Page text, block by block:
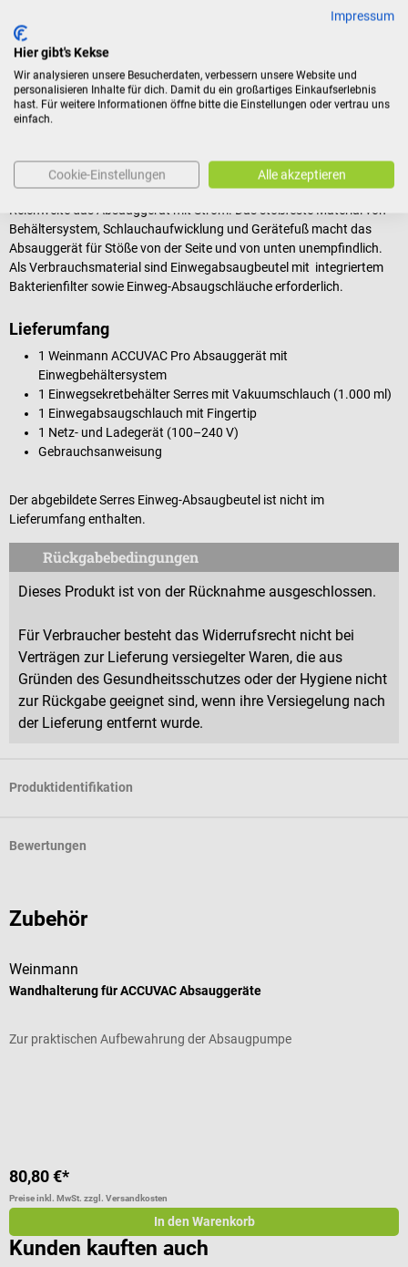
34 l/min bringt ACCUVAC Pro für alle Anwendungen ausreichend
Power mit. Der weite Betriebsbereich von -5 °C bis +50 °C
(Transport/Lagerung: -40°C bis +70 °C), ebenso wie die lange
Akkulaufzeit von 60 Minuten trägt den Anforderungen von
Rettungsdienst, Katastrophenschutz und Militär Rechnung.
matratzen eingesetzt werden. Auch während längerer Einsatzzeiten
versorgt ein leistungsstarker Lithium-Ionen Akku mit langer
Reichweite das Absauggerät mit Strom. Das stoßfeste Material von
Behältersystem, Schlauchaufwicklung und Gerätefuß macht das
Absauggerät für Stöße von der Seite und von unten unempfindlich.
Als Verbrauchsmaterial sind Einwegabsaugbeutel mit integriertem
Bakterienfilter sowie Einweg-Absaugschläuche erforderlich.
Lieferumfang
1 Weinmann ACCUVAC Pro Absauggerät mit
Einwegbehältersystem
1 Einwegsekretbehälter Serres mit Vakuumschlauch (1.000 ml)
1 Einwegabsaugschlauch mit Fingertip
1 Netz- und Ladegerät (100–240 V)
Gebrauchsanweisung
Der abgebildete Serres Einweg-Absaugbeutel ist nicht im
Lieferumfang enthalten.
Rückgabebedingungen
Dieses Produkt ist von der Rücknahme ausgeschlossen.
Für Verbraucher besteht das Widerrufsrecht nicht bei
Verträgen zur Lieferung versiegelter Waren, die aus
Gründen des Gesundheitsschutzes oder der Hygiene nicht
zur Rückgabe geeignet sind, wenn ihre Versiegelung nach
der Lieferung entfernt wurde.
Produktidentifikation
Bewertungen
Zubehör
Weinmann
Wandhalterung für ACCUVAC Absauggeräte
Zur praktischen Aufbewahrung der Absaugpumpe
80,80 €*
Preise inkl. MwSt. zzgl. Versandkosten
In den Warenkorb
Kunden kauften auch
Impressum
Hier gibt's Kekse
Wir analysieren unsere Besucherdaten, verbessern unsere Website und
personalisieren Inhalte für dich. Damit du ein großartiges Einkaufserlebnis
hast. Für weitere Informationen öffne bitte die Einstellungen oder vertrau uns
einfach.
Cookie-Einstellungen Alle akzeptieren